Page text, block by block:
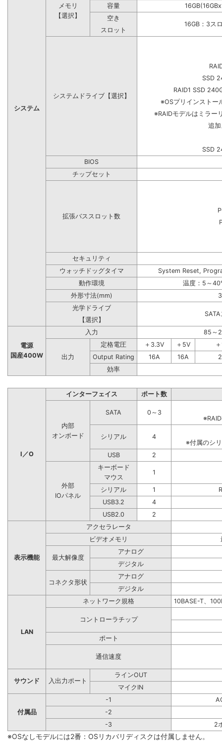
システム
メモリ
【選択】
容量
空き
16GB：3ス
スロット
システムドライブ【選択】
SSD
RAID1 SSD
※OSプリインストー
※RAIDモデルはミラー
追
SSD
BIOS
チップセット
拡張バススロット数
セキュリティ
ウォッチドッグタイマ
System Reset,
動作環境
温度：5～
外形寸法(mm)
光学ドライブ
【選択】
電源
国産400W
入力 85～
出力
定格電圧 ＋3.3V ＋5V
Output Rating
16A 16A
効率
I／O
インターフェイス ポート数
内部
オンボード
SATA
0～3
シリアル
4
※付属のシ
USB
2
外部
IOパネル
キーボード
マウス
1
シリアル 1
USB3.2
4
USB2.0
2
表示機能
アクセラレータ
ビデオメモリ
最大解像度
アナログ
デジタル
コネクタ形状
アナログ
デジタル
LAN
ネットワーク規格 10BASE-T、
コントローラチップ
ポート
通信速度
サウンド 入出力ポート
ラインOUT
マイクIN
付属品
-1
-2
-3
2
※OSなしモデルには2番：OSリカバリディスクは付属しません。